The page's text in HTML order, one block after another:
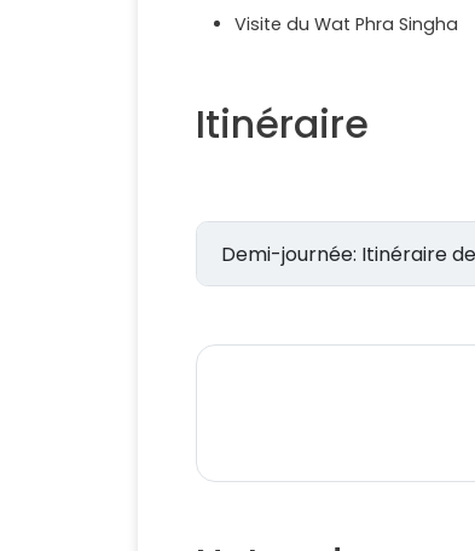
Visite du Wat Phra Singha
Itinéraire
Demi-journée: